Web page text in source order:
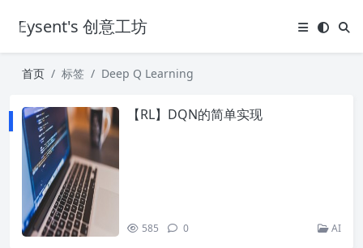
Eysent's 创意工坊
首页 标签 Deep Q Learning
【RL】DQN的简单实现
585 0 AI